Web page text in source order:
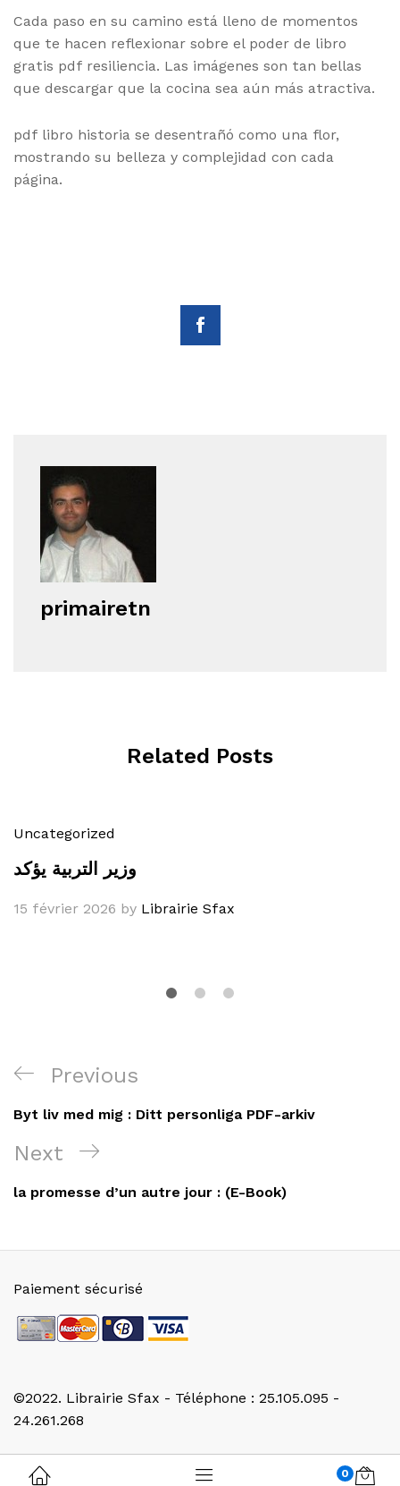
Cada paso en su camino está lleno de momentos
que te hacen reflexionar sobre el poder de libro
gratis pdf resiliencia. Las imágenes son tan bellas
que descargar que la cocina sea aún más atractiva.
pdf libro historia se desentrañó como una flor,
mostrando su belleza y complejidad con cada
página.
primairetn
Related Posts
Uncategorized
وزير التربية يؤكد
15 février 2026 by Librairie Sfax
Navigation
de
l’article
Previous
Post
Previous
Byt liv med mig : Ditt personliga PDF-arkiv
Next
Post
Next
la promesse d’un autre jour : (E-Book)
©2022. Librairie Sfax - Téléphone : 25.105.095 -
24.261.268
Paiement sécurisé
0